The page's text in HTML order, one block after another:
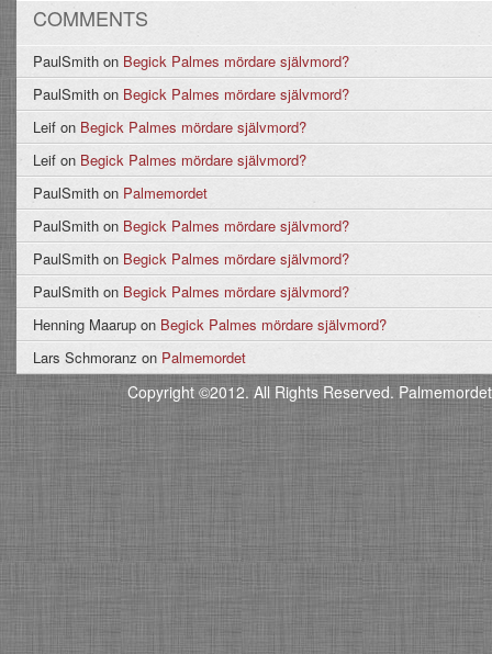
COMMENTS
PaulSmith on Begick Palmes mördare självmord?
PaulSmith on Begick Palmes mördare självmord?
Leif on Begick Palmes mördare självmord?
Leif on Begick Palmes mördare självmord?
PaulSmith on Palmemordet
PaulSmith on Begick Palmes mördare självmord?
PaulSmith on Begick Palmes mördare självmord?
PaulSmith on Begick Palmes mördare självmord?
Henning Maarup on Begick Palmes mördare självmord?
Lars Schmoranz on Palmemordet
Copyright ©2012. All Rights Reserved.